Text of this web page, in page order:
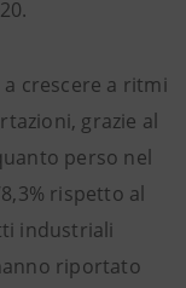
crescere a ritmi
grazie al
perso nel
rispetto al
industriali
riportato